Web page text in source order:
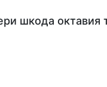
шкода октавия